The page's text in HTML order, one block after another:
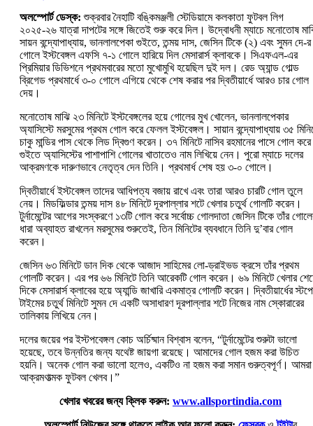
অলস্পোর্ট ডেস্ক: শুক্রবার নৈহাটি বঙ্কিমঞ্জলী স্টেডিয়ামে কলকাতা ফুটবল লিগ
২০২৫-২৬ যাত্রা দাপটের সঙ্গে জিতেই শুরু করে দিল। উদ্বোধনী ম্যাচে মনোতোষ
সায়ন বন্দ্যোপাধ্যায়, ভানলালপেকা গুইতে, তন্ময় দাস, জেসিন টিকে (২) এবং সুমন দে-র
গোলে ইস্টবেঙ্গল এফসি ৭-১ গোলে হারিয়ে দিল মেসারার্স ক্লাবকে। সিএফএল-এর
প্রিমিয়ার ডিভিশনে প্রথমবারের মতো মুখোমুখি হয়েছিল দুই দল। রেড অ্যান্ড গোল্ড
ব্রিগেড প্রথমার্ধে ৩-০ গোলে এগিয়ে থেকে শেষ করার পর দ্বিতীয়ার্ধে আরও চার গোল
দেয়।
মনোতোষ মাঝি ২৩ মিনিটে ইস্টবেঙ্গলের হয়ে গোলের মুখ খোলেন, ভানলালপেকার
অ্যাসিস্টে মরসুমের প্রথম গোল করে ফেলল ইস্টবেঙ্গল। সায়ান বন্দ্যোপাধ্যায় ৩৫
চাকু মান্ডির পাস থেকে লিড দ্বিগুণ করেন। ৩৭ মিনিটে নাসিব রহমানের পাসে গোল করে
গুইতে অ্যাসিস্টের পাশাপাশি গোলের খাতাতেও নাম লিখিয়ে নেন। পুরো ম্যাচে দলের
আক্রমণকে দারুণভাবে নেতৃত্ব দে‌ন তিনি। প্রথমার্ধ শেষ হয় ৩-০ গোলে।
দ্বিতীয়ার্ধে ইস্টবেঙ্গল তাদের আধিপত্য বজায় রাখে এবং তারা আরও চারটি গোল তুলে
নেয়। মিডফিল্ডার তন্ময় দাস ৪৮ মিনিটে দূরপাল্লার শটে খেলার চতুর্থ গোলটি করেন।
টুর্নামেন্টের আগের সংস্করণে ১৩টি গোল করে সর্বোচ্চ গোলদাতা জেসিন টিকে তাঁর
ধারা অব্যাহত রাখলেন মরসুমের শুরুতেই, তিন মিনিটের ব্যবধানে তিনি দু’বার গোল
করেন।
জেসিন ৬৩ মিনিটে ডান দিক থেকে আজাদ সাহিমের লো-ড্রাইভড ক্রসে তাঁর প্রথম
গোলটি করেন। এর পর ৬৬ মিনিটে তিনি আরেকটি গোল করেন। ৬৯ মিনিটে খেলার
দিকে মেসারার্স ক্লাবের হয়ে অ্যান্ডি জাখারি একমাত্র গোলটি করেন। দ্বিতীয়ার্ধের
টাইমের চতুর্থ মিনিটে সুমন দে একটি অসাধারণ দূরপাল্লার শটে নিজের নাম স্কোরারের
তালিকায় লিখিয়ে নেন।
দলের জয়ের পর ইস্টপবেঙ্গল কোচ অর্চিষ্মান বিশ্বাস বলেন, “টুর্নামেন্টের শুরুটা ভালো
হয়েছে, তবে উন্নতির জন্য যথেষ্ট জায়গা রয়েছে। আমাদের গোল হজম করা উচিত
হয়নি। অনেক গোল করা ভালো হলেও, একটিও না হজম করা সমান গুরুত্বপূর্ণ। আমরা
আক্রমণাত্মক ফুটবল খেলব।”
খেলার খবরের জন্য ক্লিক করুন: www.allsportindia.com